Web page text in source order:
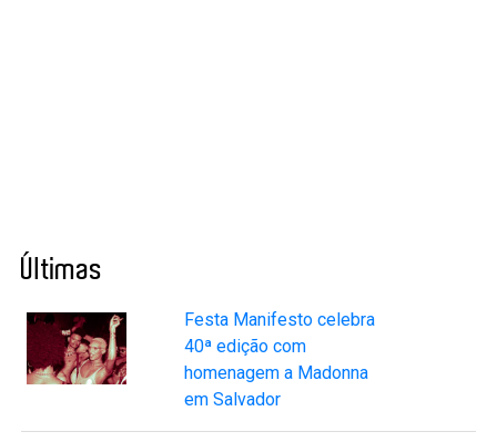
Últimas
Festa Manifesto celebra
40ª edição com
homenagem a Madonna
em Salvador